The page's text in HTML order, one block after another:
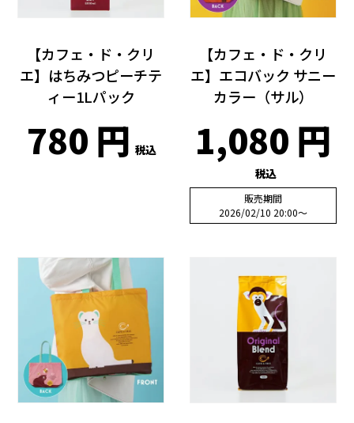
【カフェ・ド・クリ
エ】はちみつピーチテ
ィー1Lパック
780 税込
【カフェ・ド・クリ
エ】エコバック サニー
カラー（サル）
1,080
税込
販売期間
2026/02/10 20:00〜